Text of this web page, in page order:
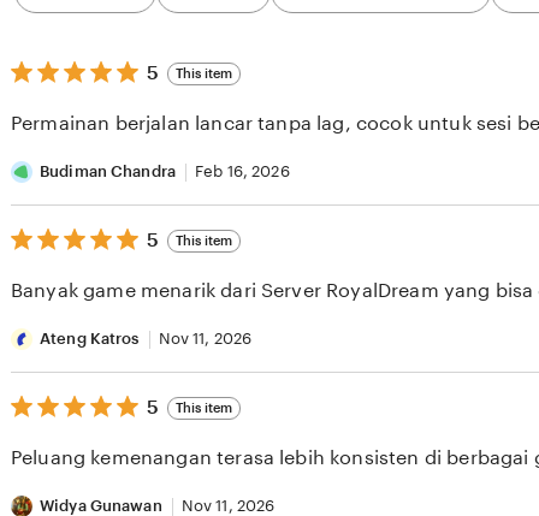
category
5
out
5
5 This item
Permainan berjalan lancar tanpa lag, cocok untuk sesi
Budiman Chandra Feb 16, 2026
5
out
5
5 This item
Banyak game menarik dari Server RoyalDream yang
Ateng Katros Nov 11, 2026
5
out
5
5 This item
Peluang kemenangan terasa lebih konsisten di berbagai
Widya Gunawan Nov 11, 2026